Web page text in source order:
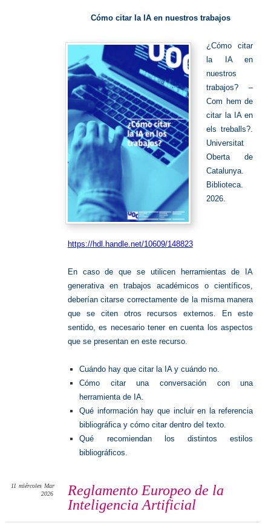
Cómo citar la IA en nuestros trabajos
¿Cómo citar
la IA en
nuestros
trabajos? –
Com hem de
citar la IA en
els treballs?.
Universitat
Oberta de
Catalunya.
Biblioteca.
2026.
https://hdl.handle.net/10609/148823
En caso de que se utilicen herramientas de IA
generativa en trabajos académicos o científicos,
deberían citarse correctamente de la misma manera
que se citen otros recursos externos. En este
sentido, es necesario tener en cuenta los aspectos
que se presentan en este recurso.
Cuándo hay que citar la IA y cuándo no.
Cómo citar una conversación con una
herramienta de IA.
Qué información hay que incluir en la referencia
bibliográfica y cómo citar dentro del texto.
Qué recomiendan los distintos estilos
bibliográficos.
Reglamento Europeo de la
Inteligencia Artificial
11 miércoles Mar
2026